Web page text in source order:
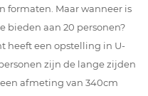
formaten. Maar wanneer is
bieden aan 20 personen?
heeft een opstelling in U-
zijn de lange zijden
afmeting van 340cm